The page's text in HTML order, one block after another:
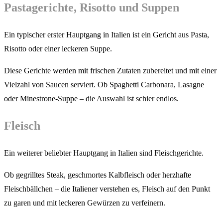
Pastagerichte, Risotto und Suppen
Ein typischer erster Hauptgang in Italien ist ein Gericht aus Pasta,
Risotto oder einer leckeren Suppe.
Diese Gerichte werden mit frischen Zutaten zubereitet und mit einer
Vielzahl von Saucen serviert. Ob Spaghetti Carbonara, Lasagne
oder Minestrone-Suppe – die Auswahl ist schier endlos.
Fleisch
Ein weiterer beliebter Hauptgang in Italien sind Fleischgerichte.
Ob gegrilltes Steak, geschmortes Kalbfleisch oder herzhafte
Fleischbällchen – die Italiener verstehen es, Fleisch auf den Punkt
zu garen und mit leckeren Gewürzen zu verfeinern.